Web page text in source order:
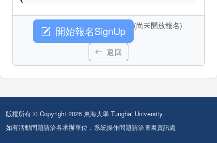
開始報名SignUp (尚未開放報名)
返回
版權所有 © Copyright 2026 東海大學 Tunghai University.
如有活動問題請洽各承辦單位，系統操作問題請洽圖書資訊處